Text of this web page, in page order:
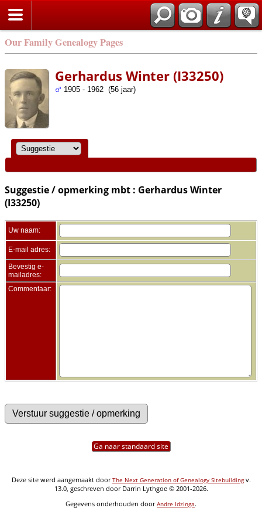
Our Family Genealogy Pages
Gerhardus Winter (I33250)
1905 - 1962 (56 jaar)
Suggestie / opmerking mbt : Gerhardus Winter
(I33250)
Uw naam:
E-mail adres:
Bevestig e-
mailadres:
Commentaar:
Ga naar standaard site
Deze site werd aangemaakt doorThe Next Generation of Genealogy Sitebuildingv.
13.0, geschreven door Darrin Lythgoe © 2001-2026.
Gegevens onderhouden doorAndre Idzinga.